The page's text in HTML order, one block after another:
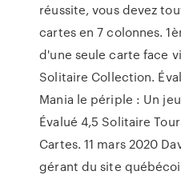
réussite, vous devez
cartes en 7 colonnes.
d'une seule carte face
Solitaire Collection.
Mania le périple : Un
Évalué 4,5 Solitaire
Cartes. 11 mars 2020
gérant du site